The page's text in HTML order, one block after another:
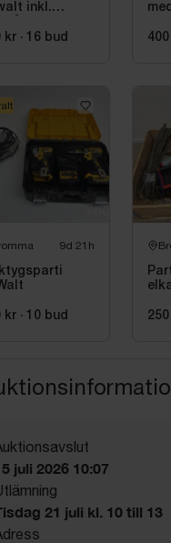
inkl.
kr · 16 bud
9d 21h
kr · 10 bud
juli 2026 10:07
21 juli kl. 10 till 13